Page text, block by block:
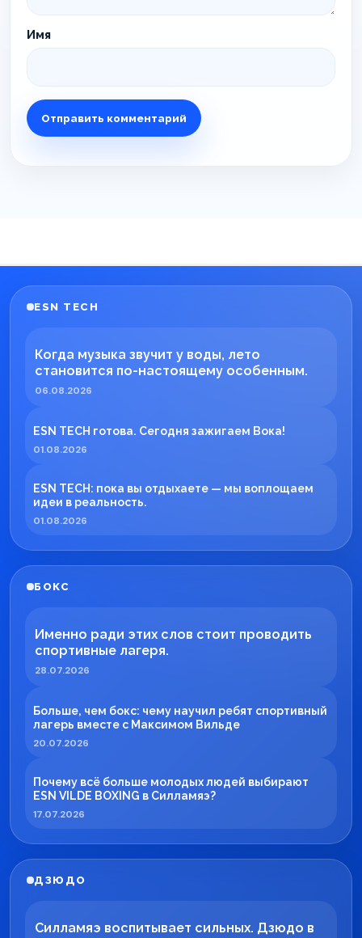
Имя
ESN TECH
Когда музыка звучит у воды, лето
становится по-настоящему особенным.
06.08.2026
ESN TECH готова. Сегодня зажигаем Вока!
01.08.2026
ESN TECH: пока вы отдыхаете — мы воплощаем
идеи в реальность.
01.08.2026
БОКС
Именно ради этих слов стоит проводить
спортивные лагеря.
28.07.2026
Больше, чем бокс: чему научил ребят спортивный
лагерь вместе с Максимом Вильде
20.07.2026
Почему всё больше молодых людей выбирают
ESN VILDE BOXING в Силламяэ?
17.07.2026
ДЗЮДО
Силламяэ воспитывает сильных. Дзюдо в